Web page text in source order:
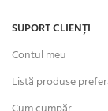
SUPORT CLIENȚI
Contul meu
Listă produse